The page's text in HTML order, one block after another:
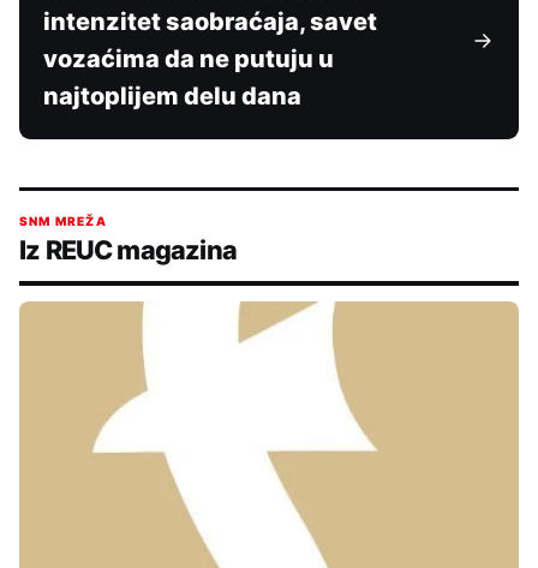
intenzitet saobraćaja, savet
vozaćima da ne putuju u
najtoplijem delu dana
SNM MREŽA
Iz REUC magazina